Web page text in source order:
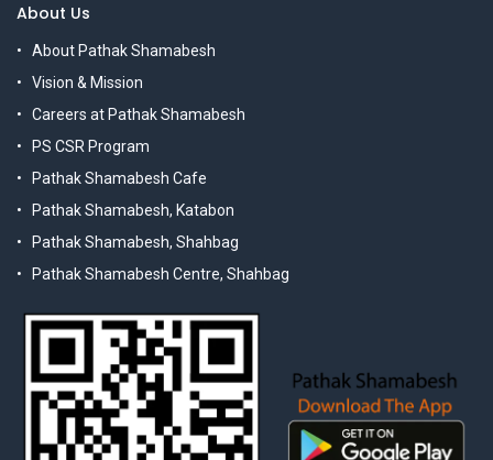
About Us
About Pathak Shamabesh
Vision & Mission
Careers at Pathak Shamabesh
PS CSR Program
Pathak Shamabesh Cafe
Pathak Shamabesh, Katabon
Pathak Shamabesh, Shahbag
Pathak Shamabesh Centre, Shahbag